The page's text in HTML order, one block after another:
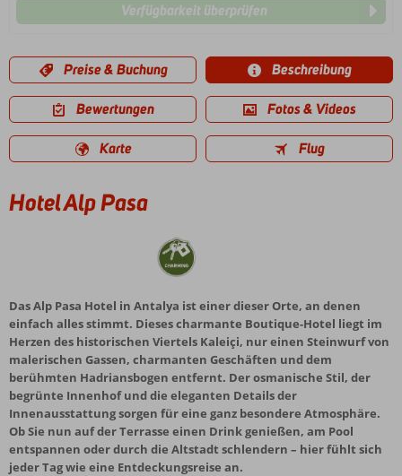
Verfügbarkeit überprüfen
Preise & Buchung Beschreibung
Bewertungen Fotos & Videos
Karte Flug
Hotel Alp Pasa
Das Alp Pasa Hotel in Antalya ist einer dieser Orte, an denen
einfach alles stimmt. Dieses charmante Boutique-Hotel liegt im
Herzen des historischen Viertels Kaleiçi, nur einen Steinwurf von
malerischen Gassen, charmanten Geschäften und dem
berühmten Hadriansbogen entfernt. Der osmanische Stil, der
begrünte Innenhof und die eleganten Details der
Innenausstattung sorgen für eine ganz besondere Atmosphäre.
Ob Sie nun auf der Terrasse einen Drink genießen, am Pool
entspannen oder durch die Altstadt schlendern – hier fühlt sich
jeder Tag wie eine Entdeckungsreise an.